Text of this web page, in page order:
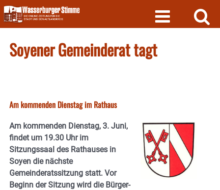
Skip
to
content
Soyener Gemeinderat tagt
Am kommenden Dienstag im Rathaus
Am kommenden Dienstag, 3. Juni,
findet um 19.30 Uhr im
Sitzungssaal des Rathauses in
Soyen die nächste
Gemeinderatssitzung statt. Vor
Beginn der Sitzung wird die Bürger-